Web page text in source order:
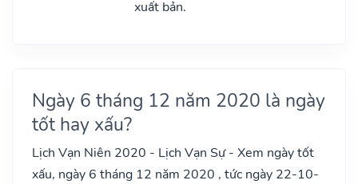
xuất bản.
Ngày 6 tháng 12 năm 2020 là ngày
tốt hay xấu?
Lịch Vạn Niên 2020 - Lịch Vạn Sự - Xem ngày tốt
xấu, ngày 6 tháng 12 năm 2020 , tức ngày 22-10-